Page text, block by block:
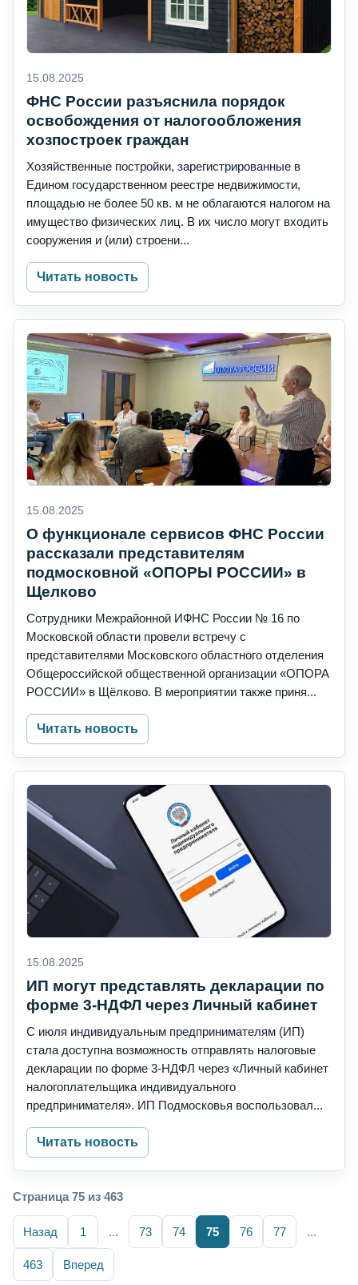
15.08.2025
ФНС России разъяснила порядок
освобождения от налогообложения
хозпостроек граждан
Хозяйственные постройки, зарегистрированные в
Едином государственном реестре недвижимости,
площадью не более 50 кв. м не облагаются налогом на
имущество физических лиц. В их число могут входить
сооружения и (или) строени...
Читать новость
15.08.2025
О функционале сервисов ФНС России
рассказали представителям
подмосковной «ОПОРЫ РОССИИ» в
Щелково
Сотрудники Межрайонной ИФНС России № 16 по
Московской области провели встречу с
представителями Московского областного отделения
Общероссийской общественной организации «ОПОРА
РОССИИ» в Щёлково. В мероприятии также приня...
Читать новость
15.08.2025
ИП могут представлять декларации по
форме 3-НДФЛ через Личный кабинет
С июля индивидуальным предпринимателям (ИП)
стала доступна возможность отправлять налоговые
декларации по форме 3-НДФЛ через «Личный кабинет
налогоплательщика индивидуального
предпринимателя». ИП Подмосковья воспользовал...
Читать новость
Страница 75 из 463
Назад 1 ... 73 74 75 76 77 ...
463 Вперед